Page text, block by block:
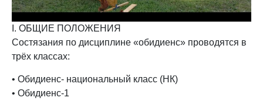
I. ОБЩИЕ ПОЛОЖЕНИЯ
Состязания по дисциплине «обидиенс» проводятся в
трёх классах:
• Обидиенс- национальный класс (НК)
• Обидиенс-1